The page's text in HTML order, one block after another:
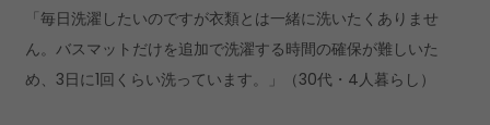
「毎日洗濯したいのですが衣類とは一緒に洗いたくありませ
ん。バスマットだけを追加で洗濯する時間の確保が難しいた
め、3日に1回くらい洗っています。」（30代・4人暮らし）